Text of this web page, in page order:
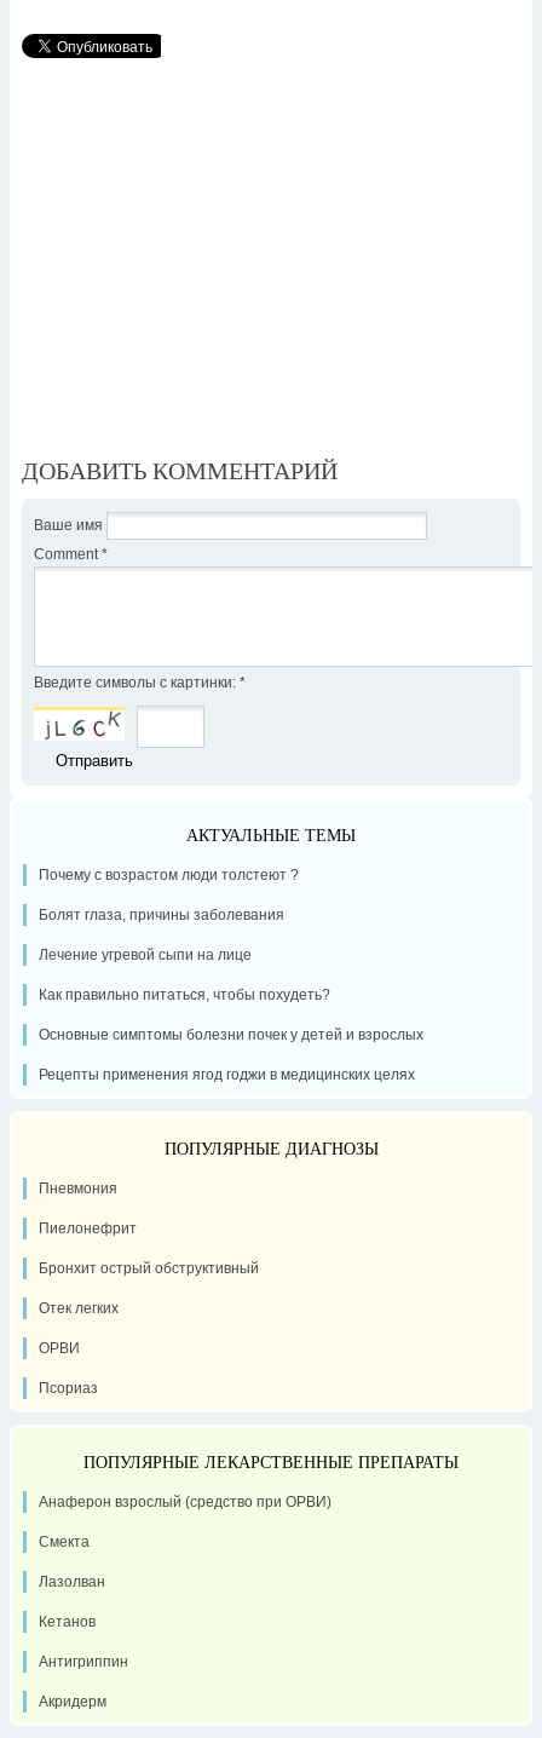
ДОБАВИТЬ КОММЕНТАРИЙ
Ваше имя
Comment *
Введите символы с картинки: *
АКТУАЛЬНЫЕ ТЕМЫ
Почему с возрастом люди толстеют ?
Болят глаза, причины заболевания
Лечение угревой сыпи на лице
Как правильно питаться, чтобы похудеть?
Основные симптомы болезни почек у детей и взрослых
Рецепты применения ягод годжи в медицинских целях
ПОПУЛЯРНЫЕ ДИАГНОЗЫ
Пневмония
Пиелонефрит
Бронхит острый обструктивный
Отек легких
ОРВИ
Псориаз
ПОПУЛЯРНЫЕ ЛЕКАРСТВЕННЫЕ ПРЕПАРАТЫ
Анаферон взрослый (средство при ОРВИ)
Смекта
Лазолван
Кетанов
Антигриппин
Акридерм